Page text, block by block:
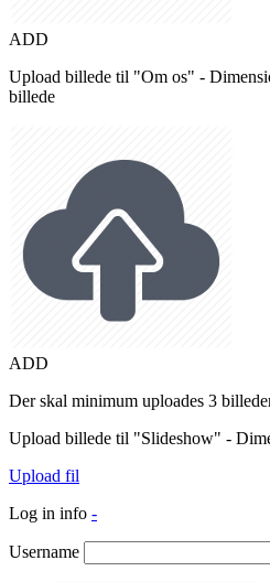
ADD
Upload billede til "Om os" -
billede
ADD
Der skal minimum uploades 3
Upload billede til "Slideshow" -
Upload fil
Log in info -
Username